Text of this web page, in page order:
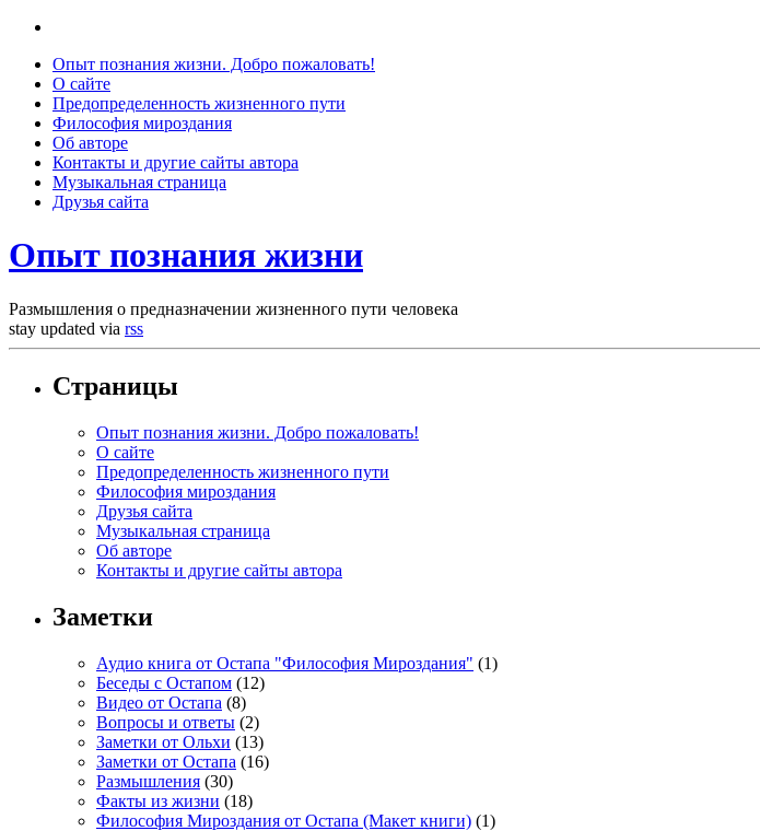
Опыт познания жизни. Добро пожаловать!
О сайте
Предопределенность жизненного пути
Философия мироздания
Об авторе
Контакты и другие сайты автора
Музыкальная страница
Друзья сайта
Опыт познания жизни
Размышления о предназначении жизненного пути человека
stay updated via rss
Страницы
Опыт познания жизни. Добро пожаловать!
О сайте
Предопределенность жизненного пути
Философия мироздания
Друзья сайта
Музыкальная страница
Об авторе
Контакты и другие сайты автора
Заметки
Аудио книга от Остапа "Философия Мироздания" (1)
Беседы с Остапом (12)
Видео от Остапа (8)
Вопросы и ответы (2)
Заметки от Ольхи (13)
Заметки от Остапа (16)
Размышления (30)
Факты из жизни (18)
Философия Мироздания от Остапа (Макет книги) (1)